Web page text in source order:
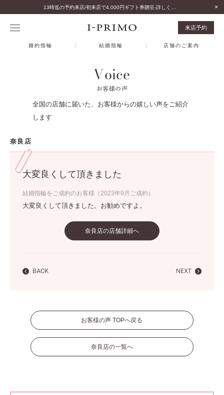
来店予約
婚約指輪 結婚指輪 店舗のご案内
Voice
お客様の声
全国の店舗に届いた、お客様からの嬉しい声をご紹介
します
奈良店
大変良くして頂きました
結婚指輪をご成約のお客様（2023年9月ご成約）
大変良くして頂きました。お勧めですよ。
奈良店の店舗詳細へ
BACK NEXT
お客様の声 TOPへ戻る
奈良店の一覧へ